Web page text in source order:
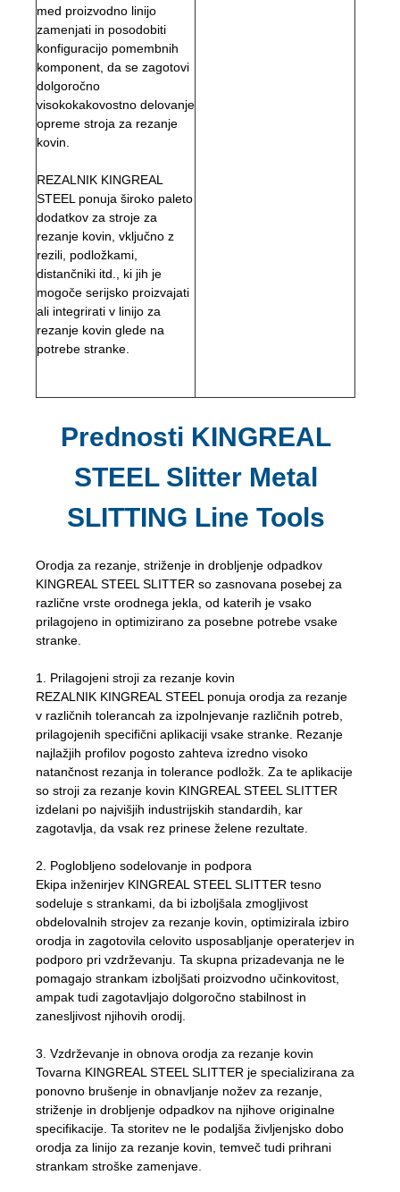
med proizvodno linijo
zamenjati in posodobiti
konfiguracijo pomembnih
komponent, da se zagotovi
dolgoročno
visokokakovostno delovanje
opreme stroja za rezanje
kovin.
REZALNIK KINGREAL
STEEL ponuja široko paleto
dodatkov za stroje za
rezanje kovin, vključno z
rezili, podložkami,
distančniki itd., ki jih je
mogoče serijsko proizvajati
ali integrirati v linijo za
rezanje kovin glede na
potrebe stranke.
Prednosti KINGREAL
STEEL Slitter Metal
SLITTING Line Tools
Orodja za rezanje, striženje in drobljenje odpadkov
KINGREAL STEEL SLITTER so zasnovana posebej za
različne vrste orodnega jekla, od katerih je vsako
prilagojeno in optimizirano za posebne potrebe vsake
stranke.
1. Prilagojeni stroji za rezanje kovin
REZALNIK KINGREAL STEEL ponuja orodja za rezanje
v različnih tolerancah za izpolnjevanje različnih potreb,
prilagojenih specifični aplikaciji vsake stranke. Rezanje
najlažjih profilov pogosto zahteva izredno visoko
natančnost rezanja in tolerance podložk. Za te aplikacije
so stroji za rezanje kovin KINGREAL STEEL SLITTER
izdelani po najvišjih industrijskih standardih, kar
zagotavlja, da vsak rez prinese želene rezultate.
2. Poglobljeno sodelovanje in podpora
Ekipa inženirjev KINGREAL STEEL SLITTER tesno
sodeluje s strankami, da bi izboljšala zmogljivost
obdelovalnih strojev za rezanje kovin, optimizirala izbiro
orodja in zagotovila celovito usposabljanje operaterjev in
podporo pri vzdrževanju. Ta skupna prizadevanja ne le
pomagajo strankam izboljšati proizvodno učinkovitost,
ampak tudi zagotavljajo dolgoročno stabilnost in
zanesljivost njihovih orodij.
3. Vzdrževanje in obnova orodja za rezanje kovin
Tovarna KINGREAL STEEL SLITTER je specializirana za
ponovno brušenje in obnavljanje nožev za rezanje,
striženje in drobljenje odpadkov na njihove originalne
specifikacije. Ta storitev ne le podaljša življenjsko dobo
orodja za linijo za rezanje kovin, temveč tudi prihrani
strankam stroške zamenjave.